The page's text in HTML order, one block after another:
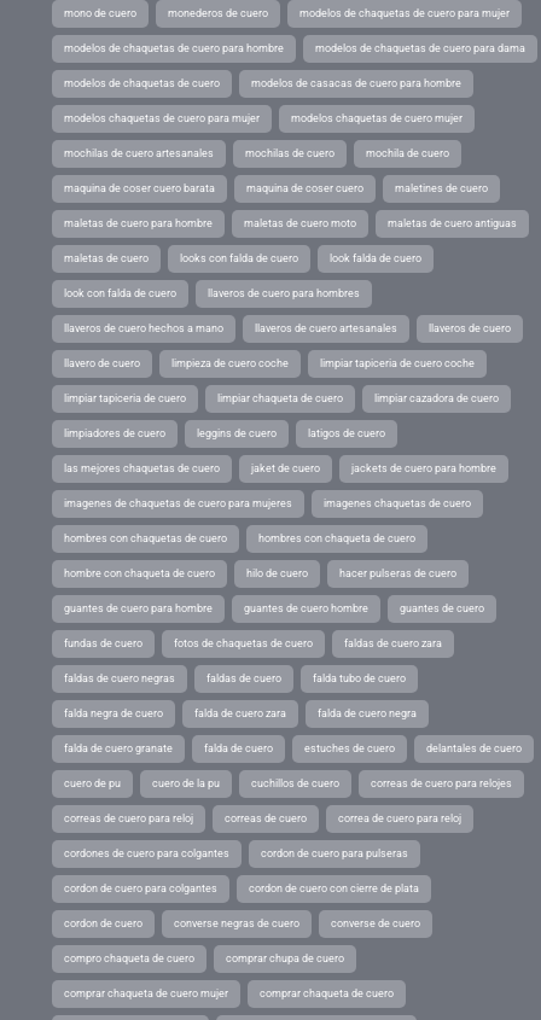
mono de cuero monederos de cuero modelos de chaquetas de cuero para mujer
modelos de chaquetas de cuero para hombre modelos de chaquetas de cuero para dama
modelos de chaquetas de cuero modelos de casacas de cuero para hombre
modelos chaquetas de cuero para mujer modelos chaquetas de cuero mujer
mochilas de cuero artesanales mochilas de cuero mochila de cuero
maquina de coser cuero barata maquina de coser cuero maletines de cuero
maletas de cuero para hombre maletas de cuero moto maletas de cuero antiguas
maletas de cuero looks con falda de cuero look falda de cuero
look con falda de cuero llaveros de cuero para hombres
llaveros de cuero hechos a mano llaveros de cuero artesanales llaveros de cuero
llavero de cuero limpieza de cuero coche limpiar tapiceria de cuero coche
limpiar tapiceria de cuero limpiar chaqueta de cuero limpiar cazadora de cuero
limpiadores de cuero leggins de cuero latigos de cuero
las mejores chaquetas de cuero jaket de cuero jackets de cuero para hombre
imagenes de chaquetas de cuero para mujeres imagenes chaquetas de cuero
hombres con chaquetas de cuero hombres con chaqueta de cuero
hombre con chaqueta de cuero hilo de cuero hacer pulseras de cuero
guantes de cuero para hombre guantes de cuero hombre guantes de cuero
fundas de cuero fotos de chaquetas de cuero faldas de cuero zara
faldas de cuero negras faldas de cuero falda tubo de cuero
falda negra de cuero falda de cuero zara falda de cuero negra
falda de cuero granate falda de cuero estuches de cuero delantales de cuero
cuero de pu cuero de la pu cuchillos de cuero correas de cuero para relojes
correas de cuero para reloj correas de cuero correa de cuero para reloj
cordones de cuero para colgantes cordon de cuero para pulseras
cordon de cuero para colgantes cordon de cuero con cierre de plata
cordon de cuero converse negras de cuero converse de cuero
compro chaqueta de cuero comprar chupa de cuero
comprar chaqueta de cuero mujer comprar chaqueta de cuero